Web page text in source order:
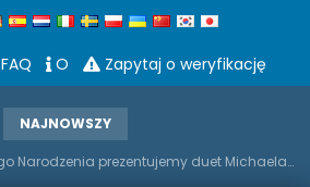
O Zapytaj o weryfikację
NAJNOWSZY
Promo: W te Święta Bożego Narodzenia prezentujemy duet Michaela Bubble'a i saksofonu